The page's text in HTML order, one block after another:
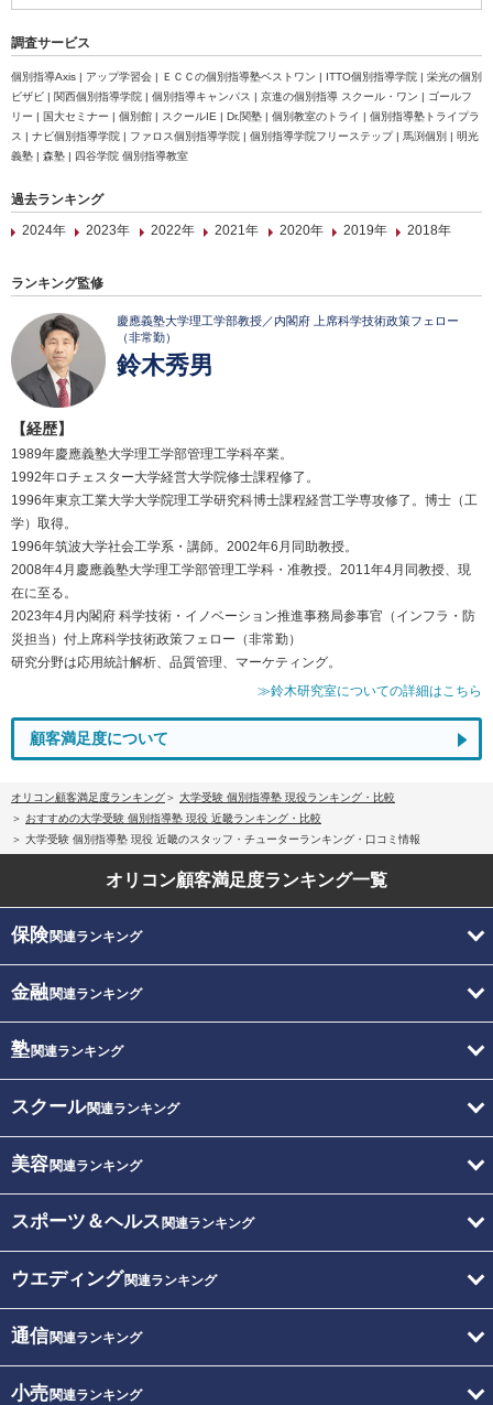
調査サービス
個別指導Axis | アップ学習会 | ＥＣＣの個別指導塾ベストワン | ITTO個別指導学院 | 栄光の個別
ビザビ | 関西個別指導学院 | 個別指導キャンパス | 京進の個別指導 スクール・ワン | ゴールフ
リー | 国大セミナー | 個別館 | スクールIE | Dr.関塾 | 個別教室のトライ | 個別指導塾トライプラ
ス | ナビ個別指導学院 | ファロス個別指導学院 | 個別指導学院フリーステップ | 馬渕個別 | 明光
義塾 | 森塾 | 四谷学院 個別指導教室
過去ランキング
2024年
2023年 2022年 2021年 2020年 2019年 2018年
ランキング監修
慶應義塾大学理工学部教授／内閣府 上席科学技術政策フェロー
（非常勤）
鈴木秀男
【経歴】
1989年慶應義塾大学理工学部管理工学科卒業。
1992年ロチェスター大学経営大学院修士課程修了。
1996年東京工業大学大学院理工学研究科博士課程経営工学専攻修了。博士（工
学）取得。
1996年筑波大学社会工学系・講師。2002年6月同助教授。
2008年4月慶應義塾大学理工学部管理工学科・准教授。2011年4月同教授、現
在に至る。
2023年4月内閣府 科学技術・イノベーション推進事務局参事官（インフラ・防
災担当）付上席科学技術政策フェロー（非常勤）
研究分野は応用統計解析、品質管理、マーケティング。
≫鈴木研究室についての詳細はこちら
顧客満足度について
オリコン顧客満足度ランキング
大学受験 個別指導塾 現役ランキング・比較
おすすめの大学受験 個別指導塾 現役 近畿ランキング・比較
大学受験 個別指導塾 現役 近畿のスタッフ・チューターランキング・口コミ情報
オリコン顧客満足度ランキング一覧
保険関連ランキング
金融関連ランキング
塾関連ランキング
スクール関連ランキング
美容関連ランキング
スポーツ＆ヘルス 関連ランキング
ウエディング関連ランキング
通信関連ランキング
小売関連ランキング